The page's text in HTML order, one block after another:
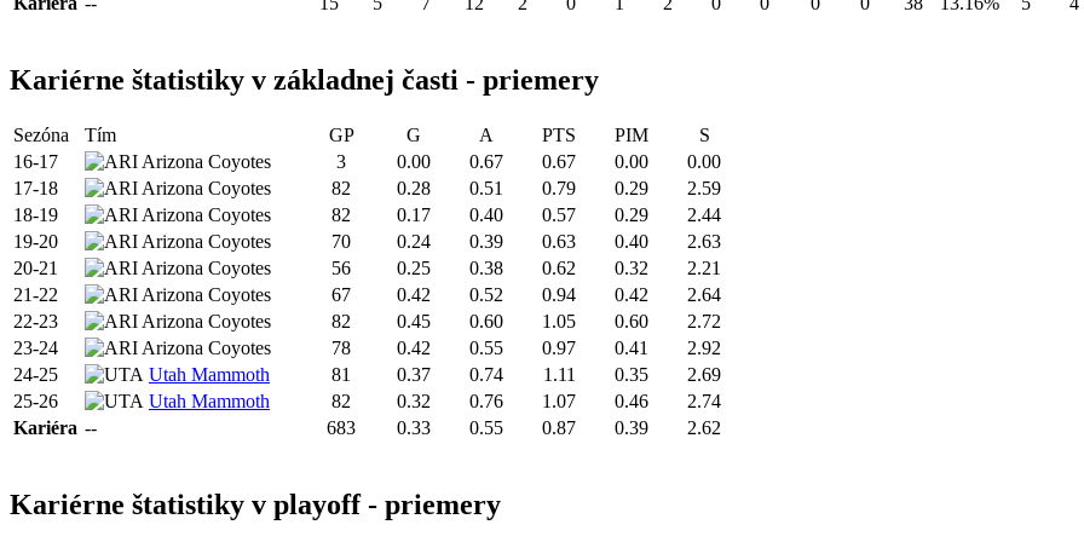
Kariérne štatistiky v základnej časti - priemery
Sezóna Tím GP G A PTS PIM
S
16-17
Arizona Coyotes 3 0.00 0.67 0.67 0.00
0.00
17-18
Arizona Coyotes 82 0.28 0.51 0.79 0.29
2.59
18-19
Arizona Coyotes 82 0.17 0.40 0.57 0.29
2.44
19-20
Arizona Coyotes 70 0.24 0.39 0.63 0.40
2.63
20-21
Arizona Coyotes 56 0.25 0.38 0.62 0.32
2.21
21-22
Arizona Coyotes 67 0.42 0.52 0.94 0.42
2.64
22-23
Arizona Coyotes 82 0.45 0.60 1.05 0.60
2.72
23-24
Arizona Coyotes 78 0.42 0.55 0.97 0.41
2.92
24-25
Utah Mammoth 81 0.37 0.74 1.11 0.35
2.69
25-26
Utah Mammoth 82 0.32 0.76 1.07 0.46
2.74
Kariéra -- 683 0.33 0.55 0.87 0.39 2.62
Kariérne štatistiky v playoff - priemery